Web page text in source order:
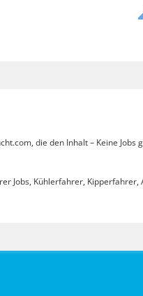
die den Inhalt – Keine Jobs
Jobs, Kühlerfahrer,